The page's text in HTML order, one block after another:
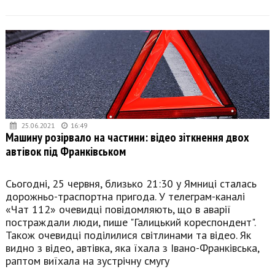
25.06.2021 16:49
Машину розірвало на частини: відео зіткнення двох
автівок під Франківськом
Сьогодні, 25 червня, близько 21:30 у Ямниці сталась
дорожньо-траспортна пригода. У телеграм-каналі
«Чат 112» очевидці повідомляють, що в аварії
постраждали люди, пише "Галицький кореспондент".
Також очевидці поділилися світлинами та відео. Як
видно з відео, автівка, яка їхала з Івано-Франківська,
раптом виїхала на зустрічну смугу